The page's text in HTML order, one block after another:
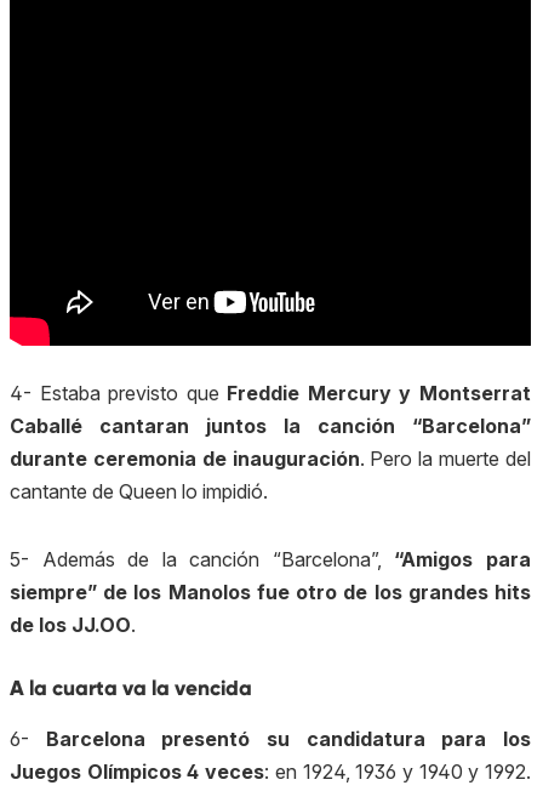
4- Estaba previsto que Freddie Mercury y Montserrat
Caballé cantaran juntos la canción “Barcelona”
durante ceremonia de inauguración. Pero la muerte del
cantante de Queen lo impidió.
5- Además de la canción “Barcelona”, “Amigos para
siempre” de los Manolos fue otro de los grandes hits
de los JJ.OO.
A la cuarta va la vencida
6- Barcelona presentó su candidatura para los
Juegos Olímpicos 4 veces: en 1924, 1936 y 1940 y 1992.